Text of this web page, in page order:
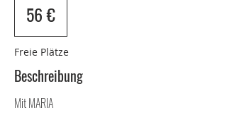
56 €
Freie Plätze
Beschreibung
Mit MARIA